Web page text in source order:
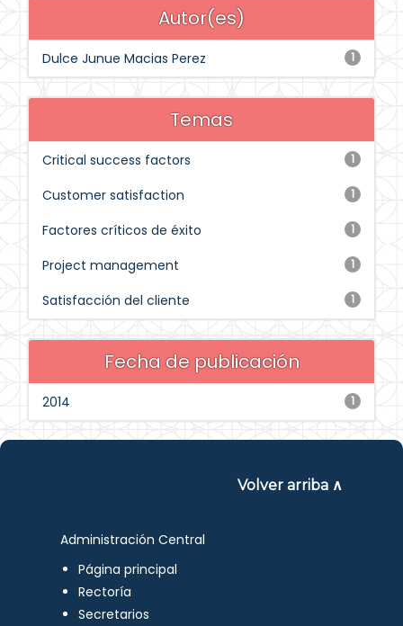
Autor(es)
1
Dulce Junue Macias Perez
Temas
1
Critical success factors
1
Customer satisfaction
1
Factores críticos de éxito
1
Project management
1
Satisfacción del cliente
Fecha de publicación
1
2014
Volver arriba ∧
Administración Central
Página principal
Rectoría
Secretarios